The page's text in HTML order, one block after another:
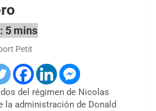
Petit
del régimen de Nicolas
la administración de Donald